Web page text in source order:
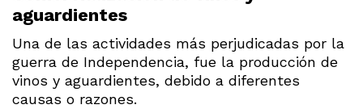
aguardientes
Una de las actividades más perjudicadas por la
guerra de Independencia, fue la producción de
vinos y aguardientes, debido a diferentes
causas o razones.